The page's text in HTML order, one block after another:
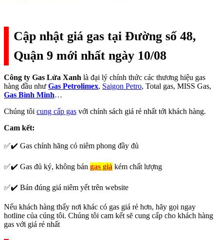
Cập nhật giá gas tại Đường số 48,
Quận 9 mới nhất ngày 10/08
Công ty Gas Lửa Xanh là đại lý chính thức các thương hiệu gas
hàng đầu như Gas Petrolimex, Saigon Petro, Total gas, MISS Gas,
Gas Bình Minh…
Chúng tôi cung cấp gas với chính sách giá rẻ nhất tới khách hàng.
Cam kết:
✅✔️ Gas chính hãng có niêm phong đầy đủ
✅✔️ Gas đủ ký, không bán gas giả kém chất lượng
✅✔️ Bán đúng giá niêm yết trên website
Nếu khách hàng thấy nơi khác có gas giá rẻ hơn, hãy gọi ngay
hotline của cúng tôi. Chúng tôi cam kết sẽ cung cấp cho khách hàng
gas với giá rẻ nhất